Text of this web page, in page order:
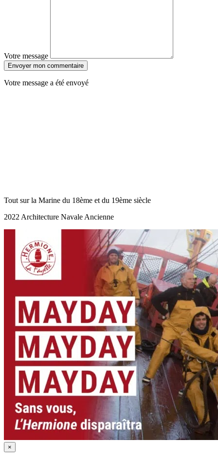
Votre message
Envoyer mon commentaire
Votre message a été envoyé
Tout sur la Marine du 18ème et du 19ème siècle
2022 Architecture Navale Ancienne
×